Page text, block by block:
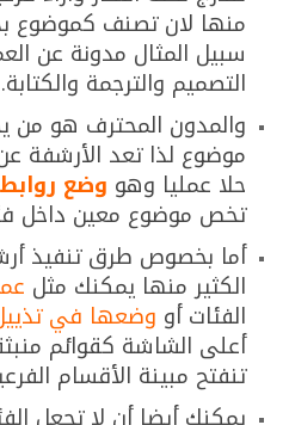
منها لان تصنف كموضوع
سبيل المثال مدونة عن
التصميم والترجمة والكتابة.
والمدون المحترف هو
موضوع لذا تعد الأرشفة
حلا عمليا وهو وضع
تخص موضوع معين داخل
أما بخصوص طرق تنفيذ
الكثير منها يمكنك مثل
الفئات أو وضعها في
أعلى الشاشة كقوائم
تنفتح مبينة الأقسام